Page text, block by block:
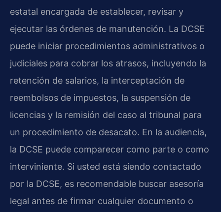
estatal encargada de establecer, revisar y
ejecutar las órdenes de manutención. La DCSE
puede iniciar procedimientos administrativos o
judiciales para cobrar los atrasos, incluyendo la
retención de salarios, la interceptación de
reembolsos de impuestos, la suspensión de
licencias y la remisión del caso al tribunal para
un procedimiento de desacato. En la audiencia,
la DCSE puede comparecer como parte o como
interviniente. Si usted está siendo contactado
por la DCSE, es recomendable buscar asesoría
legal antes de firmar cualquier documento o